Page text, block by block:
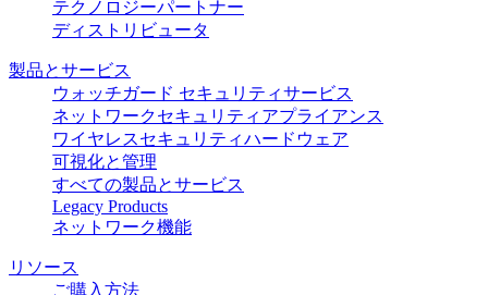
テクノロジーパートナー
ディストリビュータ
製品とサービス
ウォッチガード セキュリティサービス
ネットワークセキュリティアプライアンス
ワイヤレスセキュリティハードウェア
可視化と管理
すべての製品とサービス
Legacy Products
ネットワーク機能
リソース
ご購入方法